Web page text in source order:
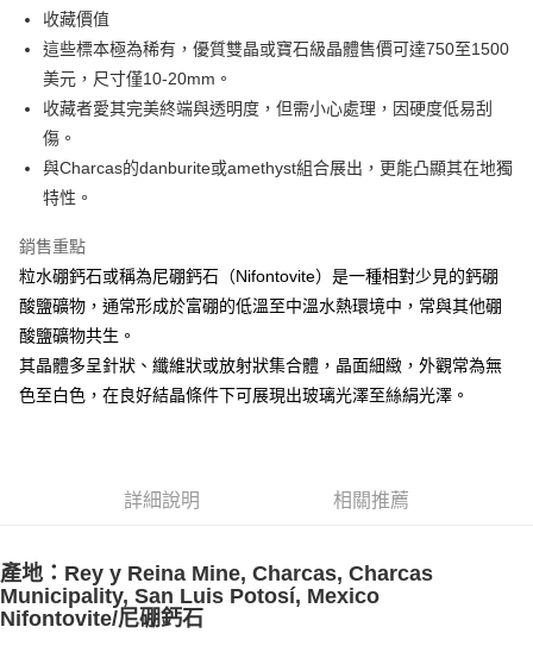
Apple Pay
街口支付
悠遊付
ATM付款
運送方式
全家取貨付款
每筆NT$80，滿NT$3,000(含以上)免運費
7-11取貨付款
每筆NT$80，滿NT$3,000(含以上)免運費
賣家宅配幫您送（台灣）
每筆NT$80，滿NT$3,000(含以上)免運費
免運費
收藏價值
這些標本極為稀有，優質雙晶或寶石級晶體售價可達750至1500
美元，尺寸僅10-20mm。
收藏者愛其完美終端與透明度，但需小心處理，因硬度低易刮
傷。
與Charcas的danburite或amethyst組合展出，更能凸顯其在地獨
特性。
銷售重點
粒水硼鈣石或稱為尼硼鈣石（Nifontovite）是一種相對少見的鈣硼
酸鹽礦物，通常形成於富硼的低溫至中溫水熱環境中，常與其他硼
酸鹽礦物共生。
其晶體多呈針狀、纖維狀或放射狀集合體，晶面細緻，外觀常為無
色至白色，在良好結晶條件下可展現出玻璃光澤至絲絹光澤。
詳細說明 相關推薦
產地：Rey y Reina Mine, Charcas, Charcas
Municipality, San Luis Potosí, Mexico
Nifontovite/尼硼鈣石